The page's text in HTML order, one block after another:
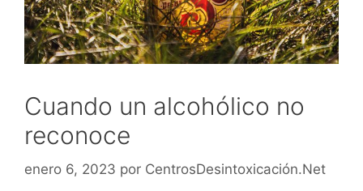
Cuando un alcohólico no
reconoce
enero 6, 2023 por CentrosDesintoxicación.Net